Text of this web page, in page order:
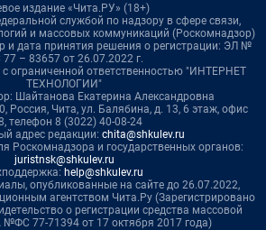
издание «Чита.РУ» (18+)
службой по надзору в сфере связи,
и массовых коммуникаций (Роскомнадзор)
и дата принятия решения о регистрации: ЭЛ №
– 83657 от 26.07.2022 г.
ограниченной ответственностью "ИНТЕРНЕТ
ТЕХНОЛОГИИ"
Шайтанова Екатерина Александровна
Россия, Чита, ул. Балябина, д. 13, 6 этаж, офис
телефон 8 (3022) 40-08-24
адрес редакции: chita@shkulev.ru
Роскомнадзора и государственных органов:
juristnsk@shkulev.ru
help@shkulev.ru
опубликованные на сайте до 26.07.2022,
агентством Чита.Ру (Зарегистрировано
о регистрации средства массовой
77-71394 от 17 октября 2017 года)